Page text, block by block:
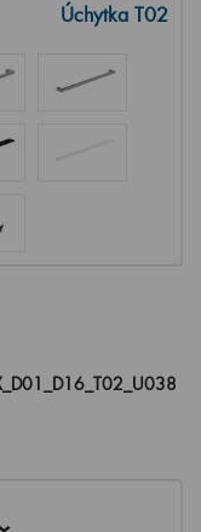
Úchytka T02